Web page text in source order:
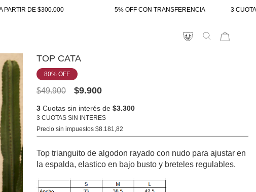
PARTIR DE $300.000 5% OFF CON TRANSFERENCIA 3
TOP CATA
80% OFF
$49.900 $9.900
3 Cuotas sin interés de $3.300
3 CUOTAS SIN INTERES
Precio sin impuestos $8.181,82
Top trianguito de algodon rayado con nudo para ajustar en
la espalda, elastico en bajo busto y breteles regulables.